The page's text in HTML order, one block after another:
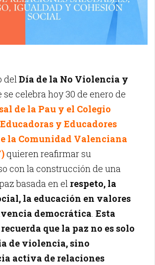
delDía de la No Violencia y
se celebra hoy 30 de enero de
de la Pau y el Colegio
y Educadores
la Comunidad Valenciana
quieren reafirmar su
con la construcción de una
basada en el respeto, la
la educación en valores
democrática. Esta
que la paz no es solo
de violencia, sino
activa de relaciones